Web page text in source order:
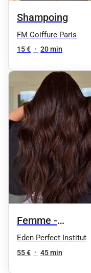
Shampoing
FM Coiffure Paris
15 € • 20 min
Femme -
Coloration,
shampoing soin +
Eden Perfect Institut
55 € • 45 min